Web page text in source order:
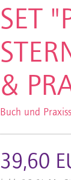
SET
&
Buch und
39,60